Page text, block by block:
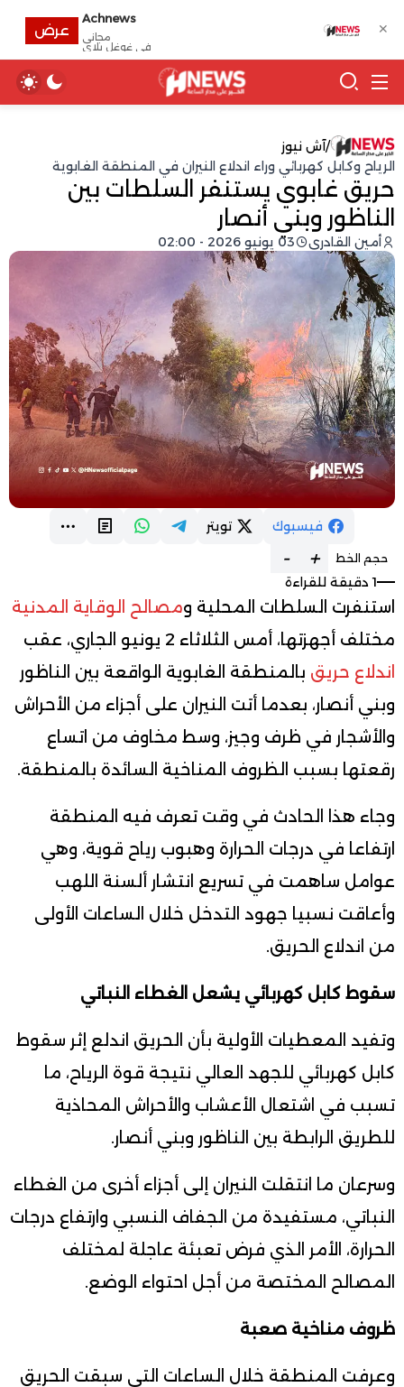
/آش نيوز
الرياح وكابل كهربائي وراء اندلاع النيران في المنطقة الغابوية
حريق غابوي يستنفر السلطات بين
الناظور وبني أنصار
أمين القادري 03 يونيو 2026 - 02:00
فيسبوك تويتر
حجم الخط +
-
1 دقيقة للقراءة
استنفرت السلطات المحلية ومصالح الوقاية المدنية
مختلف أجهزتها، أمس الثلاثاء 2 يونيو الجاري، عقب
اندلاع حريق بالمنطقة الغابوية الواقعة بين الناظور
وبني أنصار، بعدما أتت النيران على أجزاء من الأحراش
والأشجار في ظرف وجيز، وسط مخاوف من اتساع
رقعتها بسبب الظروف المناخية السائدة بالمنطقة.
وجاء هذا الحادث في وقت تعرف فيه المنطقة
ارتفاعا في درجات الحرارة وهبوب رياح قوية، وهي
عوامل ساهمت في تسريع انتشار ألسنة اللهب
وأعاقت نسبيا جهود التدخل خلال الساعات الأولى
من اندلاع الحريق.
سقوط كابل كهربائي يشعل الغطاء النباتي
وتفيد المعطيات الأولية بأن الحريق اندلع إثر سقوط
كابل كهربائي للجهد العالي نتيجة قوة الرياح، ما
تسبب في اشتعال الأعشاب والأحراش المحاذية
للطريق الرابطة بين الناظور وبني أنصار.
وسرعان ما انتقلت النيران إلى أجزاء أخرى من الغطاء
النباتي، مستفيدة من الجفاف النسبي وارتفاع درجات
الحرارة، الأمر الذي فرض تعبئة عاجلة لمختلف
المصالح المختصة من أجل احتواء الوضع.
ظروف مناخية صعبة
وعرفت المنطقة خلال الساعات التي سبقت الحريق
✕
Achnews
مجانى
في غوغل بلاي
عرض